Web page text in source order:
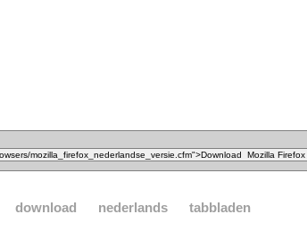
download nederlands tabbladen